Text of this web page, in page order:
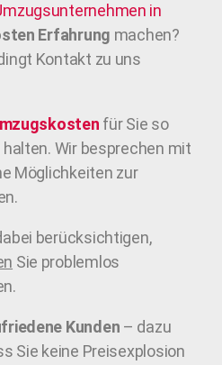
in
Erfahrung machen?
Kontakt zu uns
für Sie so
Wir besprechen mit
Möglichkeiten zur
berücksichtigen,
Sie problemlos
Kunden – dazu
Sie keine Preisexplosion